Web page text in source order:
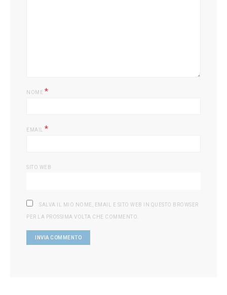
NOME *
EMAIL *
SITO WEB
SALVA IL MIO NOME, EMAIL E SITO WEB IN QUESTO BROWSER
PER LA PROSSIMA VOLTA CHE COMMENTO.